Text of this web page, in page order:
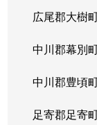
広尾郡大樹
中川郡幕別
中川郡豊頃
足寄郡足寄